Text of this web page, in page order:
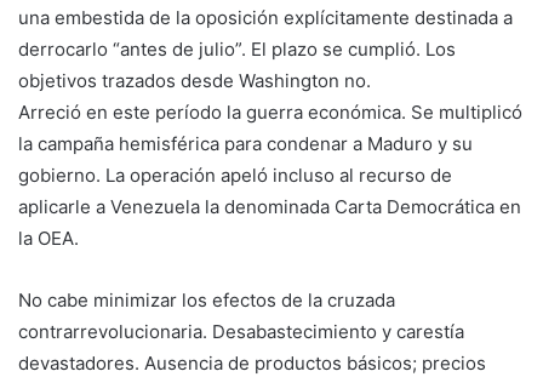
una embestida de la oposición explícitamente destinada a
derrocarlo “antes de julio”. El plazo se cumplió. Los
objetivos trazados desde Washington no.
Arreció en este período la guerra económica. Se multiplicó
la campaña hemisférica para condenar a Maduro y su
gobierno. La operación apeló incluso al recurso de
aplicarle a Venezuela la denominada Carta Democrática en
la OEA.
No cabe minimizar los efectos de la cruzada
contrarrevolucionaria. Desabastecimiento y carestía
devastadores. Ausencia de productos básicos; precios